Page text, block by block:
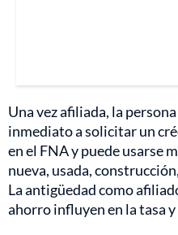
Una vez afiliada, la
inmediato a solicitar un
en el FNA y puede usarse
nueva, usada,
La antigüedad como
ahorro influyen en la tasa